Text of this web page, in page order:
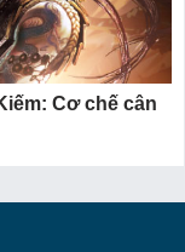
Cơ chế cân